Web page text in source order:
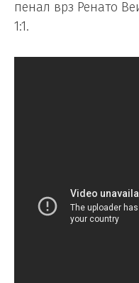
пенал врз Ренато
1:1.